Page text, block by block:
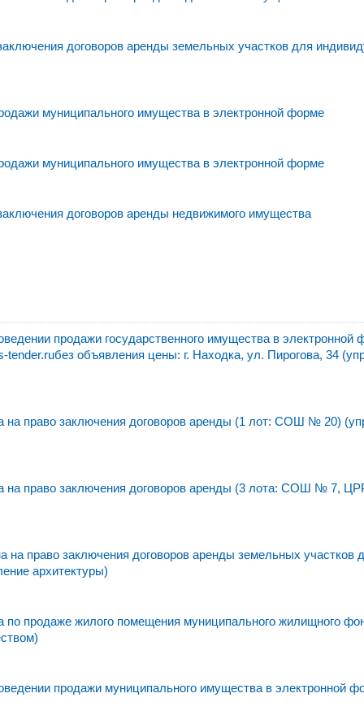
договоров аренды земельных участков для
муниципального имущества в электронной форме
муниципального имущества в электронной форме
договоров аренды недвижимого имущества
продажи государственного имущества в электронной
объявления цены: г. Находка, ул. Пирогова, 34
право заключения договоров аренды (1 лот: СОШ № 20)
право заключения договоров аренды (3 лота: СОШ № 7,
право заключения договоров аренды земельных участков
архитектуры)
продаже жилого помещения муниципального жилищного
продажи муниципального имущества в электронной